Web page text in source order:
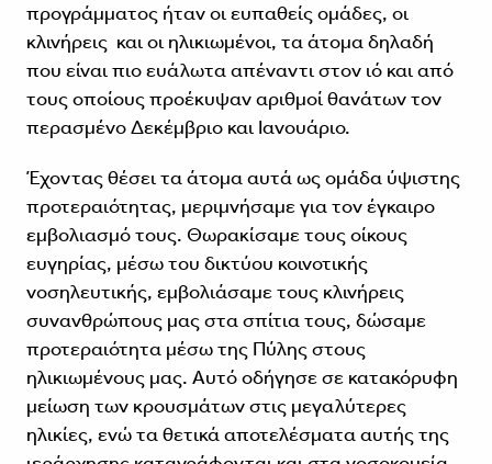
προγράμματος ήταν οι ευπαθείς ομάδες, οι
κλινήρεις και οι ηλικιωμένοι, τα άτομα δηλαδή
που είναι πιο ευάλωτα απέναντι στον ιό και από
τους οποίους προέκυψαν αριθμοί θανάτων τον
περασμένο Δεκέμβριο και Ιανουάριο.
Έχοντας θέσει τα άτομα αυτά ως ομάδα ύψιστης
προτεραιότητας, μεριμνήσαμε για τον έγκαιρο
εμβολιασμό τους. Θωρακίσαμε τους οίκους
ευγηρίας, μέσω του δικτύου κοινοτικής
νοσηλευτικής, εμβολιάσαμε τους κλινήρεις
συνανθρώπους μας στα σπίτια τους, δώσαμε
προτεραιότητα μέσω της Πύλης στους
ηλικιωμένους μας. Αυτό οδήγησε σε κατακόρυφη
μείωση των κρουσμάτων στις μεγαλύτερες
ηλικίες, ενώ τα θετικά αποτελέσματα αυτής της